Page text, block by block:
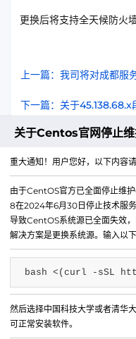
更换后将支持全天候防火
上一篇：我司将对成都服
下一篇：关于45.138.68.x
售前咨
关于Centos官网停止
重大通知！用户您好，以下内容请
由于CentOS官方已全面停止维
8在2024年6月30日停止技术服
导致CentOS系统源已全面失效
解决方案是更换系统源。输入以下
bash <(curl -sSL
然后选择中国科技大学或者清华
可正常安装软件。